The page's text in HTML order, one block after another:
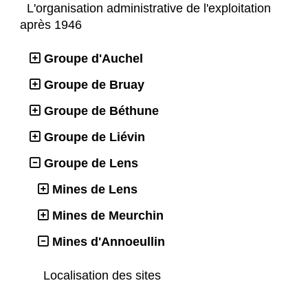
L'organisation administrative de l'exploitation
après 1946
Groupe d'Auchel
Groupe de Bruay
Groupe de Béthune
Groupe de Liévin
Groupe de Lens
Mines de Lens
Mines de Meurchin
Mines d'Annoeullin
Localisation des sites